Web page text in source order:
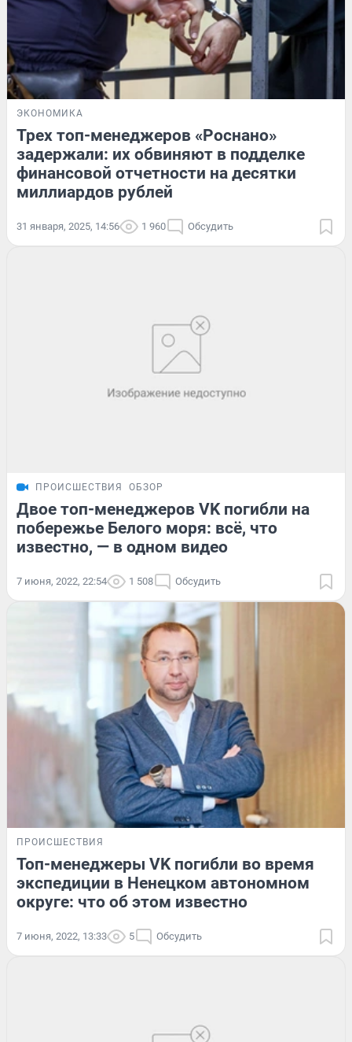
ЭКОНОМИКА
Трех топ-менеджеров «Роснано»
задержали: их обвиняют в подделке
финансовой отчетности на десятки
миллиардов рублей
31 января, 2025, 14:56 1 960 Обсудить
ПРОИСШЕСТВИЯ ОБЗОР
Двое топ-менеджеров VK погибли на
побережье Белого моря: всё, что
известно, — в одном видео
7 июня, 2022, 22:54 1 508 Обсудить
ПРОИСШЕСТВИЯ
Топ-менеджеры VK погибли во время
экспедиции в Ненецком автономном
округе: что об этом известно
7 июня, 2022, 13:33 5 Обсудить